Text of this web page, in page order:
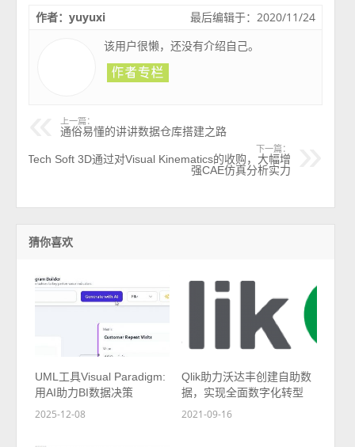
最后编辑于：2020/11/24
作者：yuyuxi
该用户很懒，还没有介绍自己。
上一篇：
通俗易懂的讲讲数据仓库搭建之路
下一篇：
Tech Soft 3D通过对Visual Kinematics的收购，大幅增
强CAE仿真分析实力
猜你喜欢
UML工具Visual Paradigm:
用AI助力BI数据决策
2025-12-08
Qlik助力沃达丰创建自助数
据，实现全面数字化转型
2021-09-16